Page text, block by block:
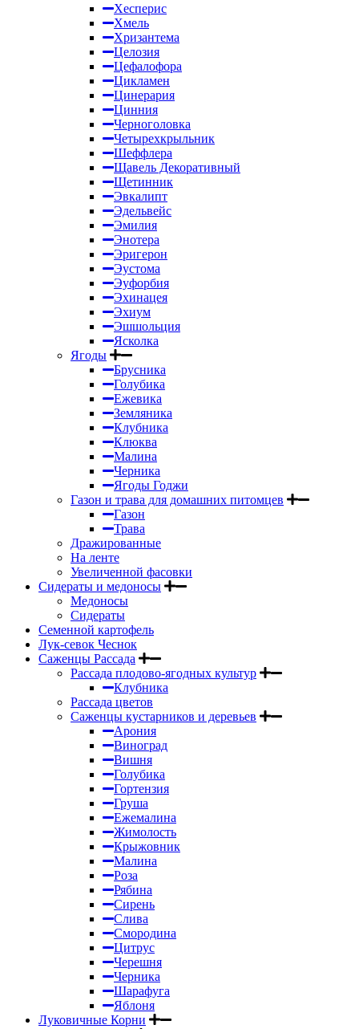
Хесперис
Хмель
Хризантема
Целозия
Цефалофора
Цикламен
Цинерария
Цинния
Черноголовка
Четырехкрыльник
Шеффлера
Щавель Декоративный
Щетинник
Эвкалипт
Эдельвейс
Эмилия
Энотера
Эригерон
Эустома
Эуфорбия
Эхинацея
Эхиум
Эшшольция
Ясколка
Ягоды
Брусника
Голубика
Ежевика
Земляника
Клубника
Клюква
Малина
Черника
Ягоды Годжи
Газон и трава для домашних питомцев
Газон
Трава
Дражированные
На ленте
Увеличенной фасовки
Сидераты и медоносы
Медоносы
Сидераты
Семенной картофель
Лук-севок Чеснок
Саженцы Рассада
Рассада плодово-ягодных культур
Клубника
Рассада цветов
Саженцы кустарников и деревьев
Арония
Виноград
Вишня
Голубика
Гортензия
Груша
Ежемалина
Жимолость
Крыжовник
Малина
Роза
Рябина
Сирень
Слива
Смородина
Цитрус
Черешня
Черника
Шарафуга
Яблоня
Луковичные Корни